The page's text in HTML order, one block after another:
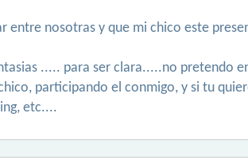
entre nosotras y que mi chico este
..... para ser clara.....no pretendo
participando el conmigo, y si tu
etc....